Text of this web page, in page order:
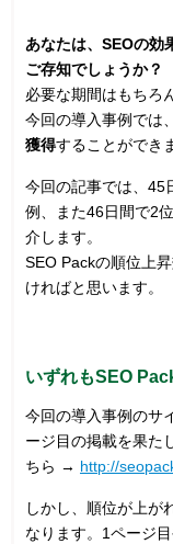
あなたは、SEOの効
ご存知でしょうか？
必要な期間はもちろ
今回の導入事例では、
獲得することができ
今回の記事では、45
例、また46日間で2
介します。
SEO Packの順位上
ければと思います。
いずれもSEO
今回の導入事例のサ
ージ目の掲載を果た
ちら → http://
しかし、順位が上が
なります。1ページ